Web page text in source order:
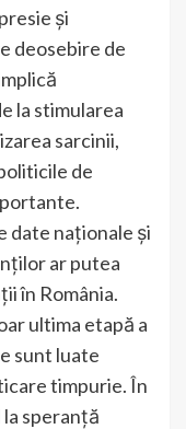
și
deosebire de
la stimularea
sarcinii,
de
date naționale și
ar putea
în România.
ultima etapă a
sunt luate
timpurie. În
speranță